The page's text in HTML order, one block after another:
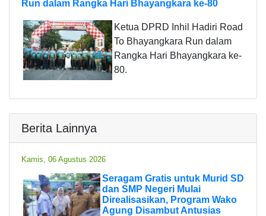
Run dalam Rangka Hari Bhayangkara ke-80
Ketua DPRD Inhil Hadiri Road
To Bhayangkara Run dalam
Rangka Hari Bhayangkara ke-
80.
Berita Lainnya
Kamis, 06 Agustus 2026
Seragam Gratis untuk Murid SD
dan SMP Negeri Mulai
Direalisasikan, Program Wako
Agung Disambut Antusias